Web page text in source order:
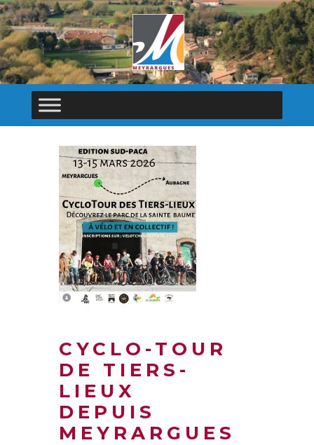
CYCLO-TOUR
DE TIERS-
LIEUX
DEPUIS
MEYRARGUES